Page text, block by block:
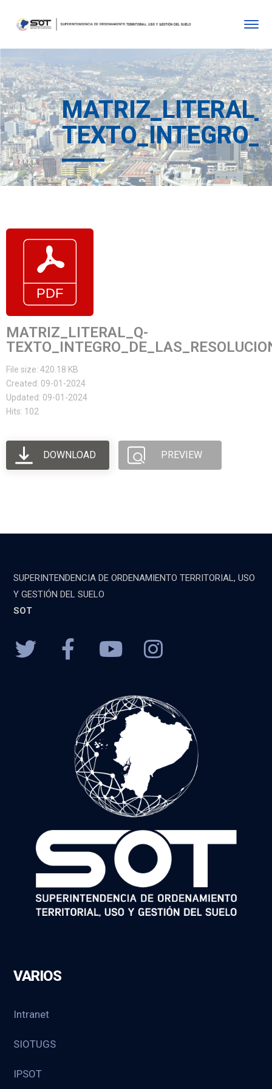
MATRIZ_LITERAL_Q-
File size: 420.18 KB
Created: 09-01-2024
Updated: 09-01-2024
Hits: 102
DOWNLOAD PREVIEW
SUPERINTENDENCIA DE ORDENAMIENTO TERRITORIAL, USO
Y GESTIÓN DEL SUELO
SOT
VARIOS
Intranet
SIOTUGS
IPSOT